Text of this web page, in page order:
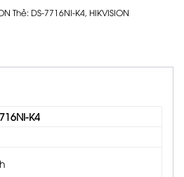
Thẻ:DS-7716NI-K4, HIKVISION
K4